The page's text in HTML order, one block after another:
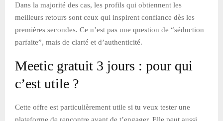
Dans la majorité des cas, les profils qui obtiennent les
meilleurs retours sont ceux qui inspirent confiance dès les
premières secondes. Ce n’est pas une question de “séduction
parfaite”, mais de clarté et d’authenticité.
Meetic gratuit 3 jours : pour qui
c’est utile ?
Cette offre est particulièrement utile si tu veux tester une
plateforme de rencontre avant de t’engager. Elle peut aussi